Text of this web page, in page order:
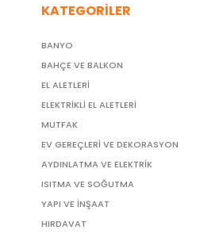
KATEGORİLER
BANYO
BAHÇE VE BALKON
EL ALETLERİ
ELEKTRİKLİ EL ALETLERİ
MUTFAK
EV GEREÇLERİ VE DEKORASYON
AYDINLATMA VE ELEKTRİK
ISITMA VE SOĞUTMA
YAPI VE İNŞAAT
HIRDAVAT